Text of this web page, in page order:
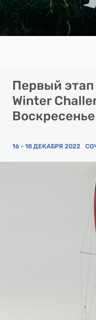
Первый
Winter
Воскресенье
16 - 18 ДЕКАБРЯ 2022